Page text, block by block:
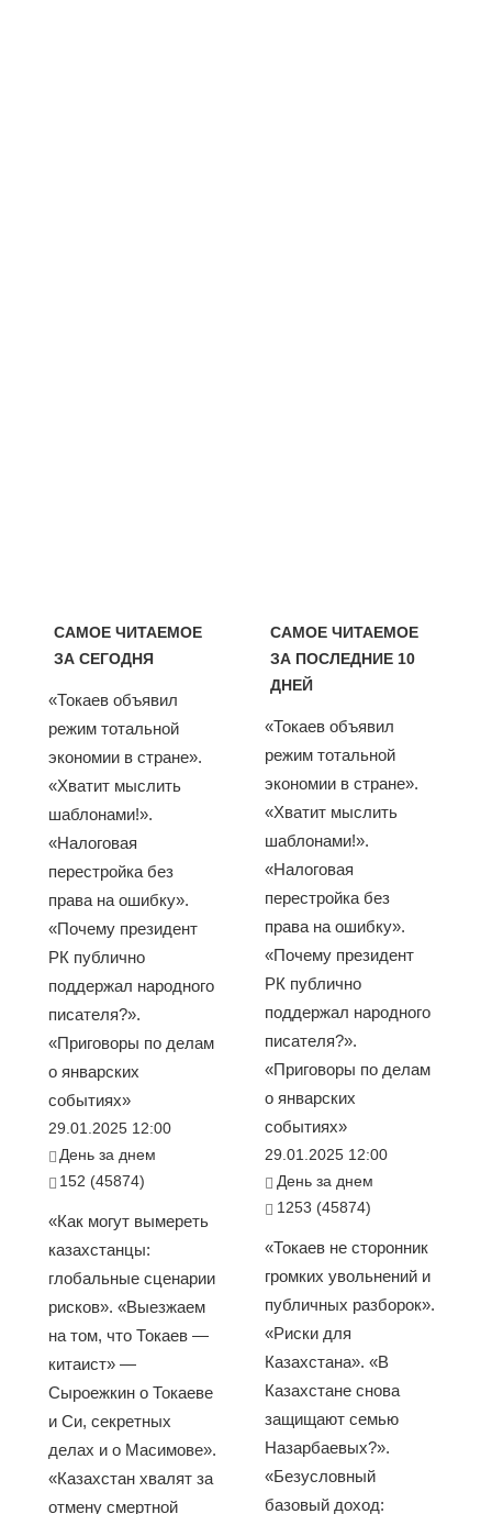
САМОЕ ЧИТАЕМОЕ
ЗА СЕГОДНЯ
«Токаев объявил
режим тотальной
экономии в стране».
«Хватит мыслить
шаблонами!».
«Налоговая
перестройка без
права на ошибку».
«Почему президент
РК публично
поддержал народного
писателя?».
«Приговоры по делам
о январских
событиях»
29.01.2025 12:00
День за днем
152 (45874)
«Как могут вымереть
казахстанцы:
глобальные сценарии
рисков». «Выезжаем
на том, что Токаев —
китаист» —
Сыроежкин о Токаеве
и Си, секретных
делах и о Масимове».
«Казахстан хвалят за
отмену смертной
САМОЕ ЧИТАЕМОЕ
ЗА ПОСЛЕДНИЕ 10
ДНЕЙ
«Токаев объявил
режим тотальной
экономии в стране».
«Хватит мыслить
шаблонами!».
«Налоговая
перестройка без
права на ошибку».
«Почему президент
РК публично
поддержал народного
писателя?».
«Приговоры по делам
о январских
событиях»
29.01.2025 12:00
День за днем
1253 (45874)
«Токаев не сторонник
громких увольнений и
публичных разборок».
«Риски для
Казахстана». «В
Казахстане снова
защищают семью
Назарбаевых?».
«Безусловный
базовый доход: